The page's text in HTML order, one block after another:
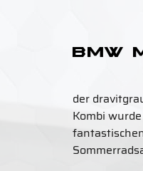
BMW
der
Kombi